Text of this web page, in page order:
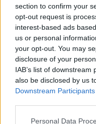
section to confirm your
opt-out request is
interest-based ads
us or personal
your opt-out. You may
disclosure of your
IAB’s list of
also be disclosed by us
Downstream Participants
Personal Data
Løsne kakeringen fra